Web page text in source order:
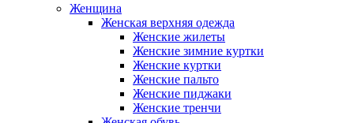
Женщина
Женская верхняя одежда
Женские жилеты
Женские зимние куртки
Женские куртки
Женские пальто
Женские пиджаки
Женские тренчи